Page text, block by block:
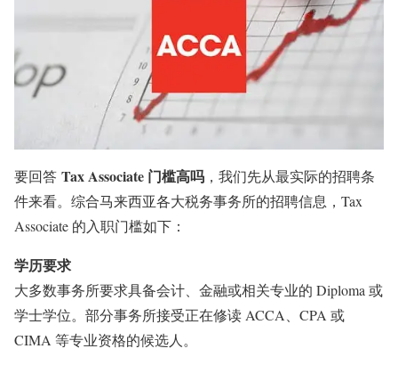
要回答 Tax Associate 门槛高吗 ，我们先从最实际的招聘条
件来看。综合马来西亚各大税务事务所的招聘信息，Tax
Associate 的入职门槛如下：
学历要求
大多数事务所要求具备会计、金融或相关专业的 Diploma 或
学士学位。部分事务所接受正在修读 ACCA、CPA 或
CIMA 等专业资格的候选人。